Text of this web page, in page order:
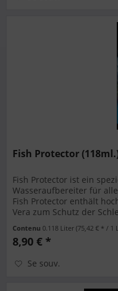
Fish Protector
Fish Protector ist ein
Wasseraufbereiter für
Fish Protector enthält
Vera zum Schutz der
Contenu 0.118 Liter(75,42 € * / 1
8,90 € *
Se souv.